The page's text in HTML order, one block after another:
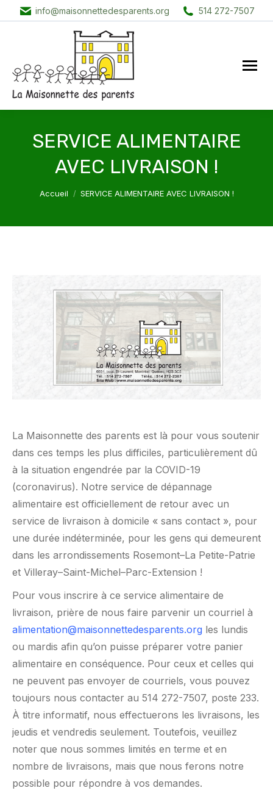
info@maisonnettedesparents.org 514 272-7507
SERVICE ALIMENTAIRE
AVEC LIVRAISON !
Vous êtes ici :
Accueil SERVICE ALIMENTAIRE AVEC LIVRAISON !
La Maisonnette des parents est là pour vous soutenir
dans ces temps les plus difficiles, particulièrement dû
à la situation engendrée par la COVID-19
(coronavirus). Notre service de dépannage
alimentaire est officiellement de retour avec un
service de livraison à domicile « sans contact », pour
une durée indéterminée, pour les gens qui demeurent
dans les arrondissements Rosemont–La Petite-Patrie
et Villeray–Saint-Michel–Parc-Extension !
Pour vous inscrire à ce service alimentaire de
livraison, prière de nous faire parvenir un courriel à
alimentation@maisonnettedesparents.org les lundis
ou mardis afin qu’on puisse préparer votre panier
alimentaire en conséquence. Pour ceux et celles qui
ne peuvent pas envoyer de courriels, vous pouvez
toujours nous contacter au 514 272-7507, poste 233.
À titre informatif, nous effectuerons les livraisons, les
jeudis et vendredis seulement. Toutefois, veuillez
noter que nous sommes limités en terme et en
nombre de livraisons, mais que nous ferons notre
possible pour répondre à vos demandes.